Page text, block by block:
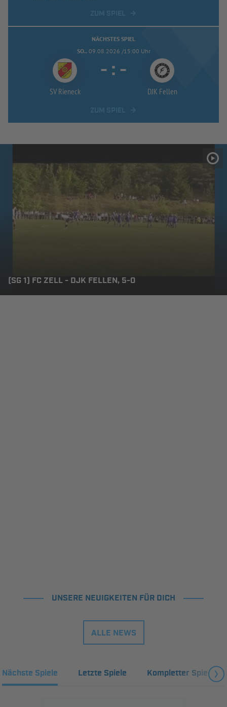
NÄCHSTES SPIEL
SO.. 09.08.2026 /15:00 Uhr
SV Rieneck
- : -
DJK Fellen
(SG 1) FC ZELL - DJK FELLEN, 5-0
UNSERE NEUIGKEITEN FÜR DICH
ALLE NEWS
Nächste Spiele Letzte Spiele Kompletter Spielplan